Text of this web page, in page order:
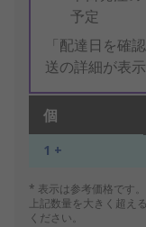
予定
「配達日を確
送の詳細が表示
個
1 +
* 表示は参考価格です
上記数量を大きく超え
ください。